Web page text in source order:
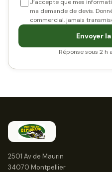
J’accepte que mes
ma demande de devis.
commercial, jamais
Envoyer
Réponse sous 2 h
2501 Av de Maurin
34070 Montpellier